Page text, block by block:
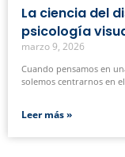
La ciencia del
psicología
marzo 9, 2026
Cuando pensamos en
solemos centrarnos en
Leer más »